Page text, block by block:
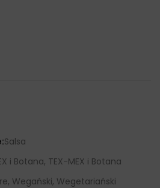
Salsa
i Botana, TEX-MEX i Botana
Wegański, Wegetariański